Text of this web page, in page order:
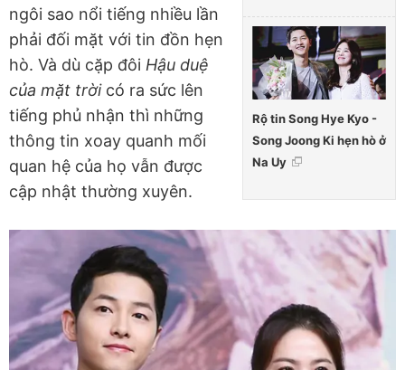
Rộ tin Song Hye Kyo -
Song Joong Ki hẹn hò ở
Na Uy
ngôi sao nổi tiếng nhiều lần
phải đối mặt với tin đồn hẹn
hò. Và dù cặp đôi Hậu duệ
của mặt trờicó ra sức lên
tiếng phủ nhận thì những
thông tin xoay quanh mối
quan hệ của họ vẫn được
cập nhật thường xuyên.